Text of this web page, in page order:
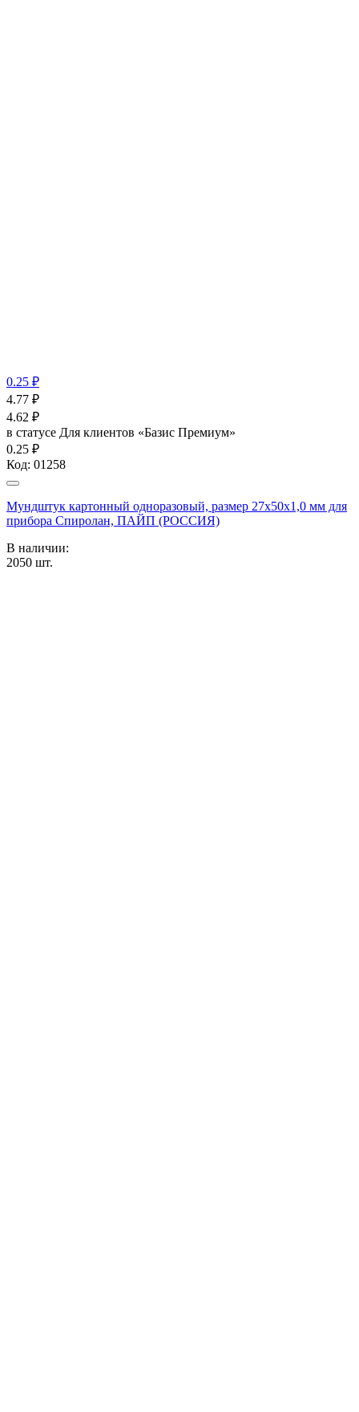
0.25 ₽
4.77 ₽
4.62 ₽
в статусе Для клиентов «Базис Премиум»
0.25 ₽
Код: 01258
Мундштук картонный одноразовый, размер 27х50х1,0 мм для
прибора Спиролан, ПАЙП (РОССИЯ)
В наличии:
2050 шт.